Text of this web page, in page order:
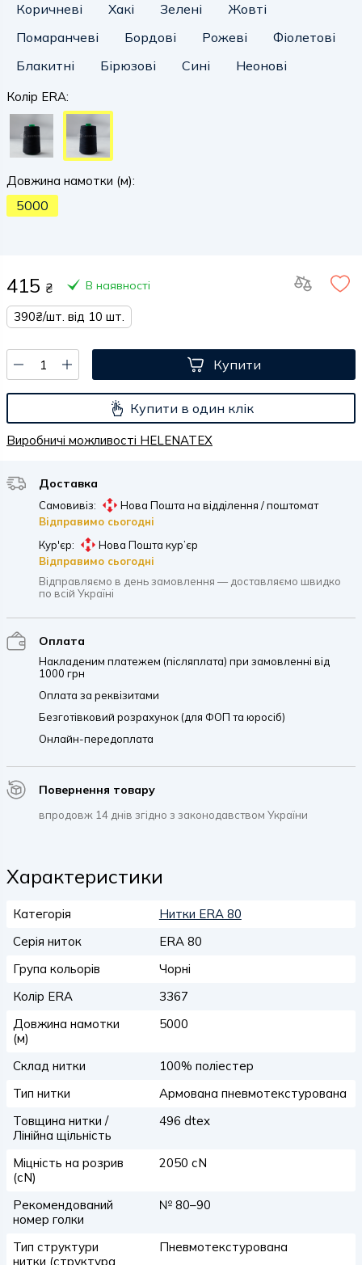
Коричневі
Хакі Зелені
Жовті
Помаранчеві
Бордові Рожеві
Фіолетові
Блакитні
Бірюзові Сині Неонові
Колір ERA:
Довжина намотки (м):
5000
415 ₴ В наявності
390₴/шт. від 10 шт.
Купити
Купити в один клік
Виробничі можливості HELENATEX
Доставка
Самовивіз:
Нова Пошта на відділення / поштомат
Відправимо сьогодні
Кур'єр:
Нова Пошта кур’єр
Відправимо сьогодні
Відправляємо в день замовлення — доставляємо швидко
по всій Україні
Оплата
Накладеним платежем (післяплата) при замовленні від
1000 грн
Оплата за реквізитами
Безготівковий розрахунок (для ФОП та юросіб)
Онлайн-передоплата
Повернення товару
впродовж 14 днів згідно з законодавством України
Характеристики
Категорія
Нитки ERA 80
Серія ниток
ERA 80
Група кольорів
Чорні
Колір ERA
3367
Довжина намотки
(м)
5000
Склад нитки
100% поліестер
Тип нитки
Армована пневмотекстурована
Товщина нитки /
Лінійна щільність
496 dtex
Міцність на розрив
(сN)
2050 сN
Рекомендований
номер голки
№ 80–90
Тип структури
нитки (структура
Пневмотекстурована